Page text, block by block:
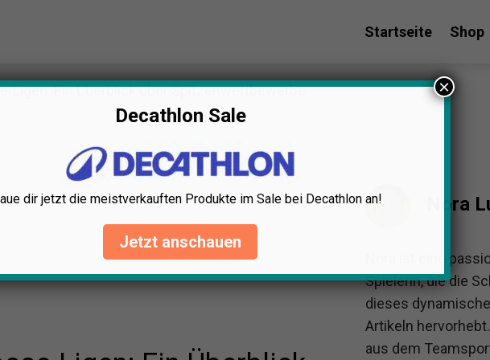
Startseite Shop
Ligen: Ein Überblick über Spitzenwettbewerbe
Nora
Nora ist eine
Spielerin, die die
dieses
Artikeln
aus dem
Decathlon Sale
dir jetzt die meistverkauften Produkte im Sale bei Decathlon an!
Jetzt anschauen
×